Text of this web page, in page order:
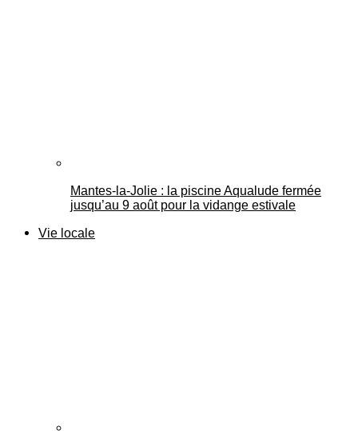
Mantes-la-Jolie : la piscine Aqualude fermée
jusqu’au 9 août pour la vidange estivale
Vie locale